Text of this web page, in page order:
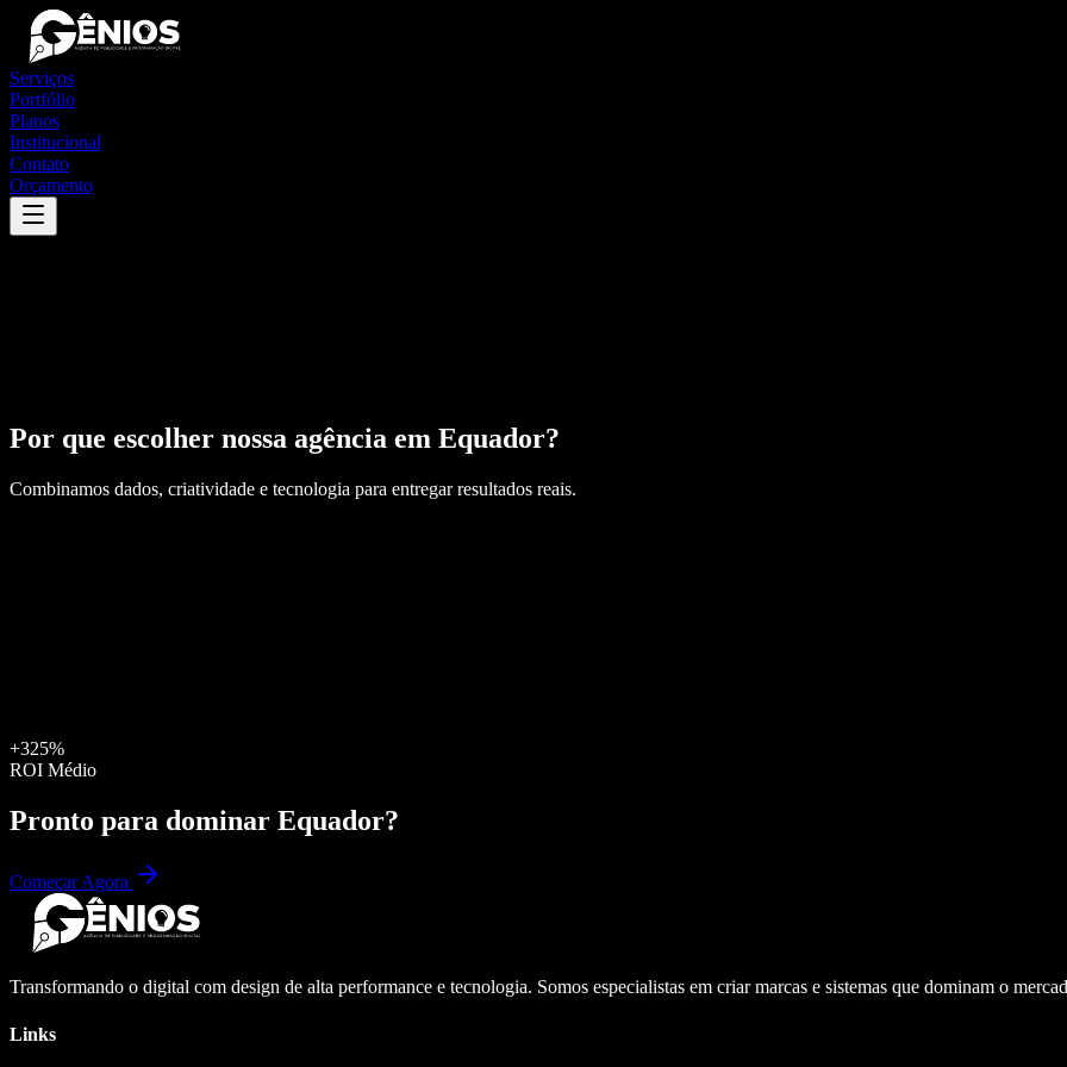
Serviços
Portfólio
Planos
Institucional
Contato
Orçamento
Por que escolher nossa agência em Equador?
Combinamos dados, criatividade e tecnologia para entregar resultados reais.
+325%
ROI Médio
Pronto para dominar Equador?
Começar Agora
Transformando o digital com design de alta performance e tecnologia. Somos especialistas em criar marcas e sistemas que dominam o
Links